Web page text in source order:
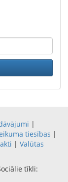
|
tiesības |
| Valūtas
tīkli: